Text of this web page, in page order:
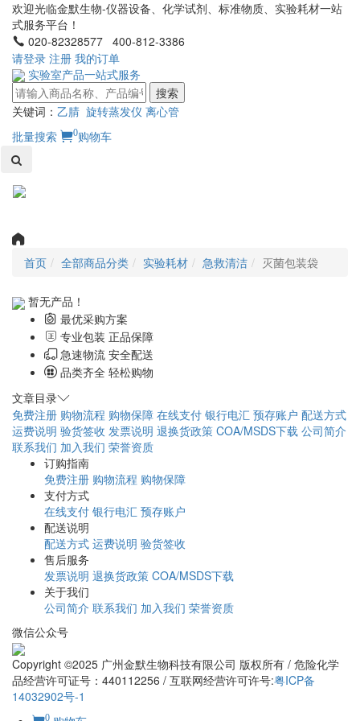
欢迎光临金默生物-仪器设备、化学试剂、标准物质、实验耗材一站
式服务平台！
020-82328577 400-812-3386
请登录 注册 我的订单
实验室产品一站式服务
搜索
关键词： 乙腈 旋转蒸发仪 离心管
批量搜索
0购物车
首页 全部商品分类 实验耗材 急救清洁 灭菌包装袋
暂无产品！
最优采购方案
专业包装 正品保障
急速物流 安全配送
品类齐全 轻松购物
文章目录
免费注册 购物流程 购物保障 在线支付 银行电汇 预存账户 配送方式
运费说明 验货签收 发票说明 退换货政策 COA/MSDS下载 公司简介
联系我们 加入我们 荣誉资质
订购指南
免费注册 购物流程 购物保障
支付方式
在线支付 银行电汇 预存账户
配送说明
配送方式 运费说明 验货签收
售后服务
发票说明 退换货政策 COA/MSDS下载
关于我们
公司简介 联系我们 加入我们 荣誉资质
微信公众号
Copyright ©2025 广州金默生物科技有限公司 版权所有 / 危险化学
品经营许可证号：440112256 / 互联网经营许可许号:粤ICP备
14032902号-1
0